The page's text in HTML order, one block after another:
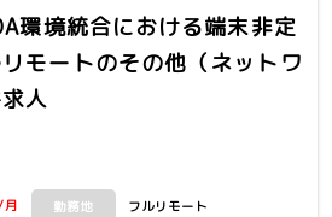
ツ本社へネットワーク機器の設定
依頼する。
業務
シデント対応
対応
作業
テム環境】
環境統合における端末非定
モートのその他（ネットワ
人
勤務地 フルリモート